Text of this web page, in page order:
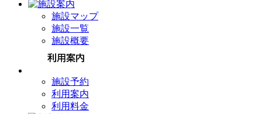
施設マップ
施設一覧
施設概要
施設予約
利用案内
利用料金